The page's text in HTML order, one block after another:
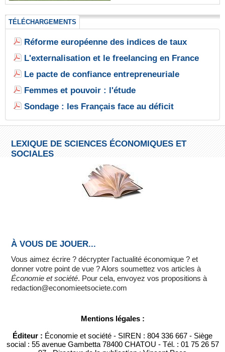
TÉLÉCHARGEMENTS
Réforme européenne des indices de taux
L'externalisation et le freelancing en France
Le pacte de confiance entrepreneuriale
Femmes et pouvoir : l'étude
Sondage : les Français face au déficit
LEXIQUE DE SCIENCES ÉCONOMIQUES ET
SOCIALES
À VOUS DE JOUER...
Vous aimez écrire ? décrypter l'actualité économique ? et
donner votre point de vue ? Alors soumettez vos articles à
Économie et société. Pour cela, envoyez vos propositions à
redaction@economieetsociete.com
Mentions légales :
Éditeur : Économie et société - SIREN : 804 336 667 - Siège
social : 55 avenue Gambetta 78400 CHATOU - Tél. : 01 75 26 57